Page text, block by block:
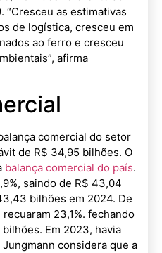
as estimativas
de logística, cresceu em
ao ferro e cresceu
afirma
comercial do setor
de R$ 34,95 bilhões. O
balança comercial do país.
saindo de R$ 43,04
bilhões em 2024. De
23,1%. fechando
Em 2023, havia
considera que a